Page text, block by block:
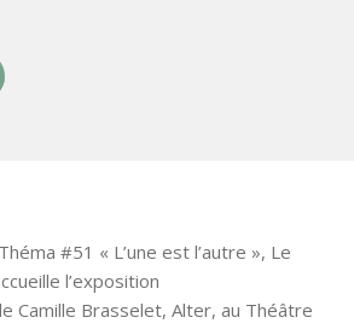
#51 « L’une est l’autre », Le
l’exposition
Camille Brasselet, Alter, au Théâtre